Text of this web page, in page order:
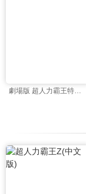
劇場版 超人力霸王特利卡： Episode Z